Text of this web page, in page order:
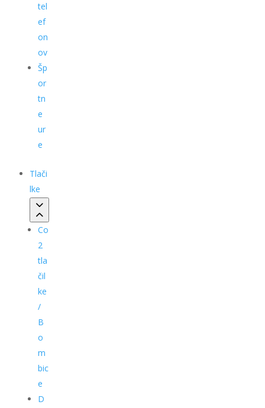
tel
ef
on
ov
Šp
or
tn
e
ur
e
Tlači
lke
Co
2
tla
čil
ke
/
B
o
m
bic
e
D